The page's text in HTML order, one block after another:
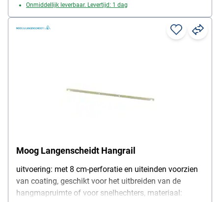
Onmiddellijk leverbaar. Levertijd: 1 dag
Moog Langenscheidt Hangrail
uitvoering: met 8 cm-perforatie en uiteinden voorzien
van coating, geschikt voor het uitbreiden van de
hangmapruimte of voor snelhechters, materiaal: